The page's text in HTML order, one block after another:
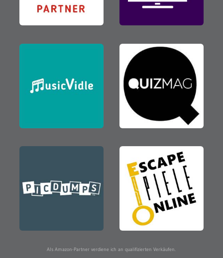
Als Amazon-Partner verdiene ich an qualifizierten Verkäufen.